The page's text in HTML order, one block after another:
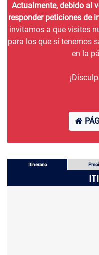
Actualmente, debido al
responder peticiones de
invitamos a que visites
para los que sí tenemos
en la
Itinerario